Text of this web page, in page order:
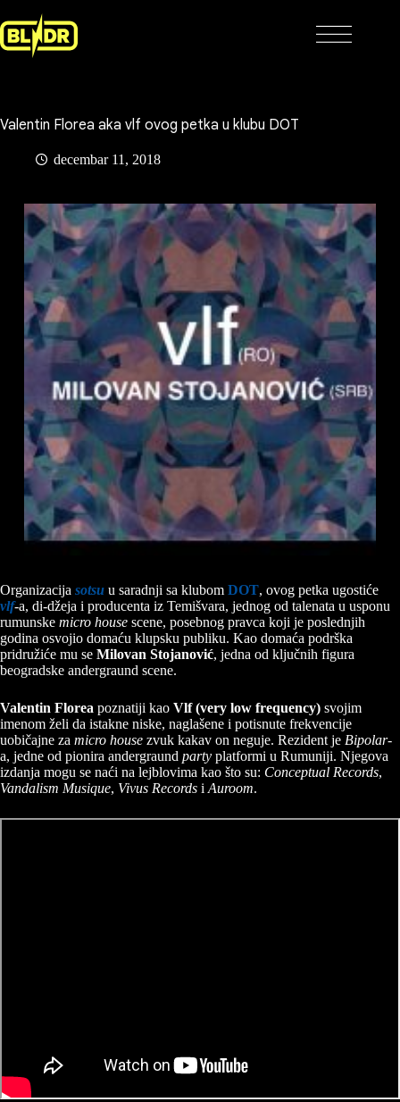
to
content
Valentin Florea aka vlf ovog petka u klubu DOT
decembar 11, 2018
Organizacija sotsu u saradnji sa klubom DOT, ovog petka ugostiće
vlf-a, di-džeja i producenta iz Temišvara, jednog od talenata u usponu
rumunske micro house scene, posebnog pravca koji je poslednjih
godina osvojio domaću klupsku publiku. Kao domaća podrška
pridružiće mu se Milovan Stojanović, jedna od ključnih figura
beogradske andergraund scene.
Valentin Florea poznatiji kao Vlf (very low frequency) svojim
imenom želi da istakne niske, naglašene i potisnute frekvencije
uobičajne za micro house zvuk kakav on neguje. Rezident je Bipolar-
a, jedne od pionira andergraund party platformi u Rumuniji. Njegova
izdanja mogu se naći na lejblovima kao što su: Conceptual Records,
Vandalism Musique, Vivus Records i Auroom.